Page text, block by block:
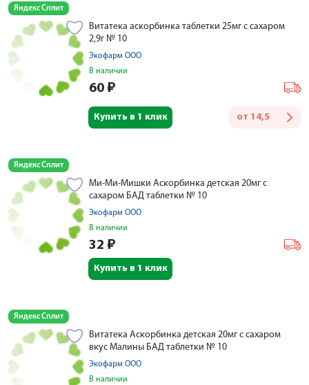
Яндекс Сплит
Витатека аскорбинка таблетки 25мг с сахаром
2,9г № 10
Экофарм ООО
В наличии
60 ₽
от 14,5
Купить в 1 клик
Яндекс Сплит
Ми-Ми-Мишки Аскорбинка детская 20мг с
сахаром БАД таблетки № 10
Экофарм ООО
В наличии
32 ₽
Купить в 1 клик
Яндекс Сплит
Витатека Аскорбинка детская 20мг с сахаром
вкус Малины БАД таблетки № 10
Экофарм ООО
В наличии